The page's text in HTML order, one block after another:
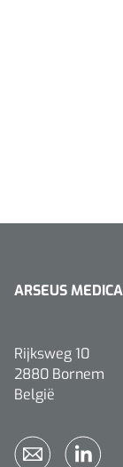
ARSEUS
Rijksweg 10
2880 Bornem
België